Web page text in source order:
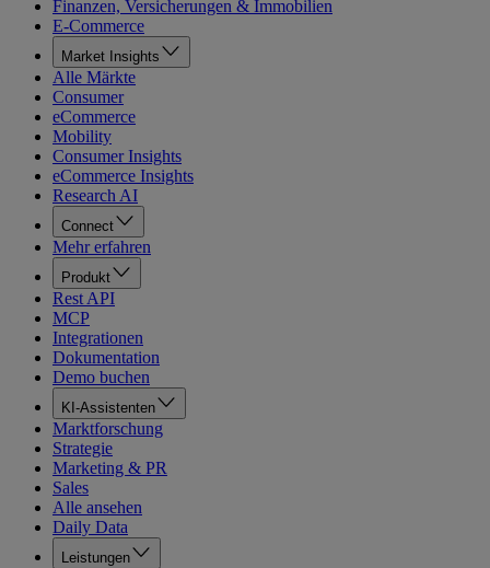
Finanzen, Versicherungen & Immobilien
E-Commerce
Market Insights
Alle Märkte
Consumer
eCommerce
Mobility
Consumer Insights
eCommerce Insights
Research AI
Connect
Mehr erfahren
Produkt
Rest API
MCP
Integrationen
Dokumentation
Demo buchen
KI-Assistenten
Marktforschung
Strategie
Marketing & PR
Sales
Alle ansehen
Daily Data
Leistungen